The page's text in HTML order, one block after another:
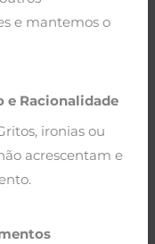
e mantemos o
e Racionalidade
ironias ou
acrescentam e